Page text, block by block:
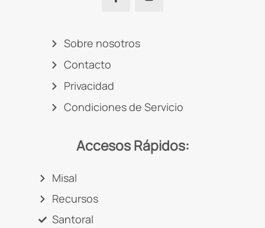
Sobre nosotros
Contacto
Privacidad
Condiciones de Servicio
Accesos Rápidos:
Misal
Recursos
Santoral